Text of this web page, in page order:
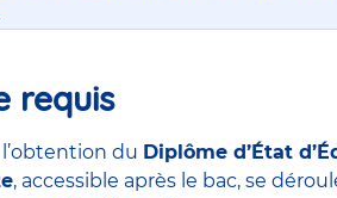
requis
du Diplôme d’État
, accessible après le bac, se